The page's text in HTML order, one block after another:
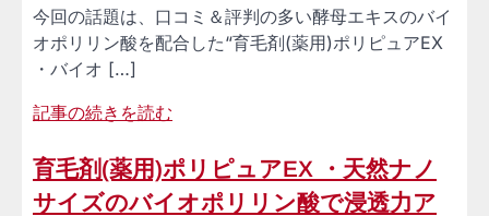
今回の話題は、口コミ＆評判の多い酵母エキスのバイ
オポリリン酸を配合した“育毛剤(薬用)ポリピュアEX
・バイオ […]
記事の続きを読む
育毛剤(薬用)ポリピュアEX ・天然ナノ
サイズのバイオポリリン酸で浸透力ア